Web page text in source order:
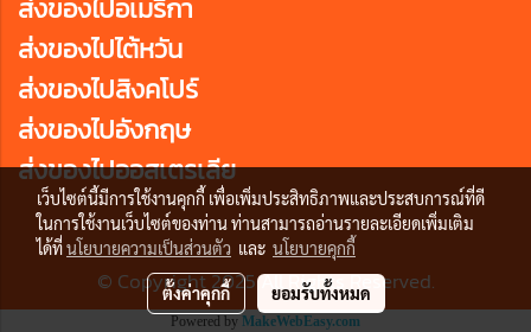
ส่งของไปอเมริกา
ส่งของไปไต้หวัน
ส่งของไปสิงคโปร์
ส่งของไปอังกฤษ
ส่งของไปออสเตรเลีย
© Copyright 2025 All Rights Reserved.
Powered by MakeWebEasy.com
เว็บไซต์นี้มีการใช้งานคุกกี้ เพื่อเพิ่มประสิทธิภาพและประสบการณ์ที่ดี
ในการใช้งานเว็บไซต์ของท่าน ท่านสามารถอ่านรายละเอียดเพิ่มเติม
ได้ที่นโยบายความเป็นส่วนตัว และ นโยบายคุกกี้
ตั้งค่าคุกกี้ ยอมรับทั้งหมด